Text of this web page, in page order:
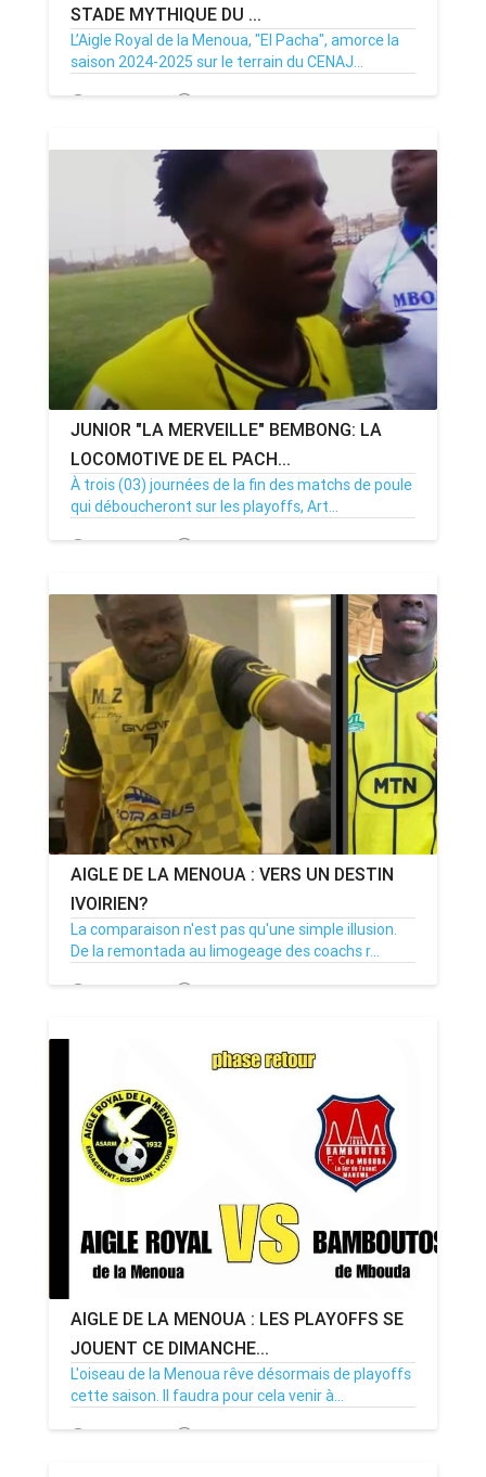
STADE MYTHIQUE DU ...
L’Aigle Royal de la Menoua, "El Pacha", amorce la
saison 2024-2025 sur le terrain du CENAJ...
09/12/24 Par MenouActu 0
JUNIOR "LA MERVEILLE" BEMBONG: LA
LOCOMOTIVE DE EL PACH...
À trois (03) journées de la fin des matchs de poule
qui déboucheront sur les playoffs, Art...
21/02/24 Par MenouActu 0
AIGLE DE LA MENOUA : VERS UN DESTIN
IVOIRIEN?
La comparaison n'est pas qu'une simple illusion.
De la remontada au limogeage des coachs r...
19/02/24 Par ABDOULHAKIM 0
AIGLE DE LA MENOUA : LES PLAYOFFS SE
JOUENT CE DIMANCHE...
L'oiseau de la Menoua rêve désormais de playoffs
cette saison. Il faudra pour cela venir à...
17/02/24 Par MenouActu 0